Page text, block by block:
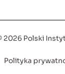
2026 Polski
Polityka